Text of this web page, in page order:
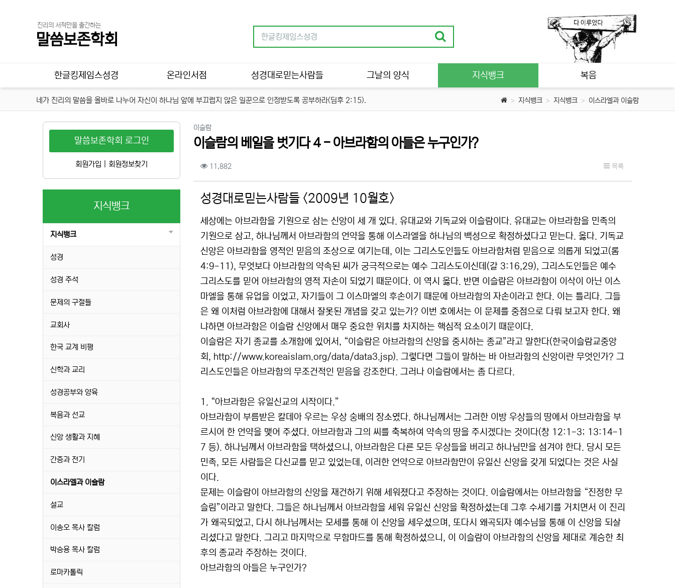
진리의 서적만을 출간하는
말씀보존학회
한글킹제임스성경 온라인서점 성경대로믿는사람들 그날의 양식 지식뱅크 복음
네가 진리의 말씀을 올바로 나누어 자신이 하나님 앞에 부끄럽지 않은 일꾼으로 인정받도록 공부하라(딤후 2:15). 지식뱅크 지식뱅크 이스라엘과 이슬람
이슬람분류
이슬람의 베일을 벗기다 4 - 아브라함의 아들은 누구인가?
컨텐츠 정보
11,882 목록
성경대로믿는사람들 <2009년 10월호>
세상에는 아브라함을 기원으로 삼는 신앙이 세 개 있다. 유대교와 기독교와 이슬람이다. 유대교는 아브라함을 민족의
기원으로 삼고, 하나님께서 아브라함의 언약을 통해 이스라엘을 하나님의 백성으로 확정하셨다고 믿는다. 옳다. 기독교
신앙은 아브라함을 영적인 믿음의 조상으로 여기는데, 이는 그리스도인들도 아브라함처럼 믿음으로 의롭게 되었고(롬
4:9-11), 무엇보다 아브라함의 약속된 씨가 궁극적으로는 예수 그리스도이신데(갈 3:16,29), 그리스도인들은 예수
그리스도를 믿어 아브라함의 영적 자손이 되었기 때문이다. 이 역시 옳다. 반면 이슬람은 아브라함이 이삭이 아닌 이스
마엘을 통해 유업을 이었고, 자기들이 그 이스마엘의 후손이기 때문에 아브라함의 자손이라고 한다. 이는 틀리다. 그들
은 왜 이처럼 아브라함에 대해서 잘못된 개념을 갖고 있는가? 이번 호에서는 이 문제를 중점으로 다뤄 보고자 한다. 왜
냐하면 아브라함은 이슬람 신앙에서 매우 중요한 위치를 차지하는 핵심적 요소이기 때문이다.
이슬람은 자기 종교를 소개함에 있어서, “이슬람은 아브라함의 신앙을 중시하는 종교”라고 말한다(한국이슬람교중앙
회, http://www.koreaislam.org/data/data3.jsp). 그렇다면 그들이 말하는 바 아브라함의 신앙이란 무엇인가? 그
리스도인들은 아브라함의 무조건적인 믿음을 강조한다. 그러나 이슬람에서는 좀 다르다.
1. “아브라함은 유일신교의 시작이다.”
아브라함이 부름받은 칼데아 우르는 우상 숭배의 장소였다. 하나님께서는 그러한 이방 우상들의 땅에서 아브라함을 부
르시어 한 언약을 맺어 주셨다. 아브라함과 그의 씨를 축복하여 약속의 땅을 주시겠다는 것이다(창 12:1-3; 13:14-1
7 등). 하나님께서 아브라함을 택하셨으니, 아브라함은 다른 모든 우상들을 버리고 하나님만을 섬겨야 한다. 당시 모든
민족, 모든 사람들은 다신교를 믿고 있었는데, 이러한 언약으로 아브라함만이 유일신 신앙을 갖게 되었다는 것은 사실
이다.
문제는 이슬람이 아브라함의 신앙을 재건하기 위해 세워졌다고 주장하는 것이다. 이슬람에서는 아브라함을 “진정한 무
슬림”이라고 말한다. 그들은 하나님께서 아브라함을 세워 유일신 신앙을 확정하셨는데 그후 수세기를 거치면서 이 진리
가 왜곡되었고, 다시 하나님께서는 모세를 통해 이 신앙을 세우셨으며, 또다시 왜곡되자 예수님을 통해 이 신앙을 되살
리셨다고 말한다. 그리고 마지막으로 무함마드를 통해 확정하셨으니, 이 이슬람이 아브라함의 신앙을 제대로 계승한 최
후의 종교라 주장하는 것이다.
아브라함의 아들은 누구인가?
말씀보존학회 로그인
회원가입 회원정보찾기
지식뱅크
지식뱅크
성경
성경 주석
문제의 구절들
교회사
한국 교계 비평
신학과 교리
성경공부와 양육
복음과 선교
신앙 생활과 지혜
간증과 전기
이스라엘과 이슬람
설교
이송오 목사 칼럼
박승용 목사 칼럼
로마카톨릭